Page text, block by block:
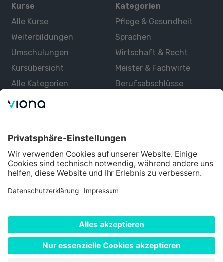
Kurse
Alle Kurse
Weiterbildungen
Umschulungen
Kursübersicht
Alle Kategorien
Kategorien
Pflege & Gesundheit
Sprachen
Wirtschaft & Recht
Meister & Fachwirte
Berufsabschlüsse
Über uns
Lernen mit Viona
Alle Partner
Partner werden
Impressum
Nutzungsbedingungen
Cookie Einstellungen